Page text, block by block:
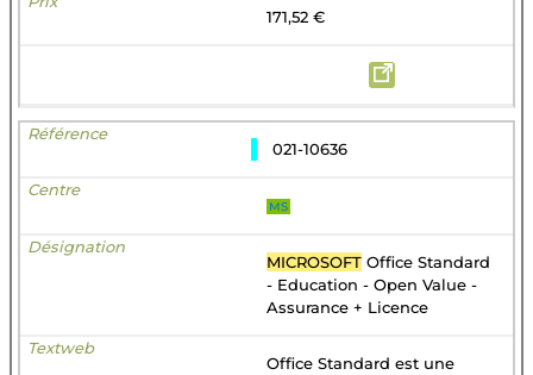
171,52 €
021-10636
MS
MICROSOFT Office Standard
- Education - Open Value -
Assurance + Licence
Office Standard est une